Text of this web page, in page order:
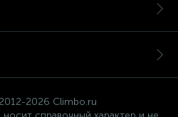
2026 Climbo.ru